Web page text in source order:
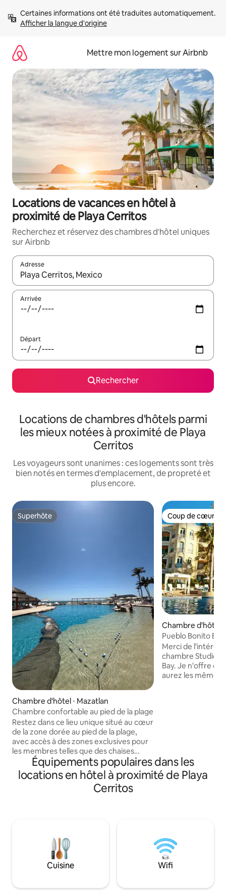
directement
Afficher la langue d'origine
Mettre mon logement sur Airbnb
Locations de vacances en hôtel à
proximité de Playa Cerritos
Recherchez et réservez des chambres d'hôtel uniques
sur Airbnb
Adresse
Lorsque les résultats s'affichent, utilisez les flèches vers le
Arrivée
Départ
Rechercher
Locations de chambres d'hôtels parmi
les mieux notées à proximité de Playa
Cerritos
Les voyageurs sont unanimes : ces logements sont très
bien notés en termes d'emplacement, de propreté et
plus encore.
Superhôte
Superhôte
Chambre d'hôtel ⋅ Mazatlan
Chambre confortable au pied de la plage
Restez dans ce lieu unique situé au cœur
de la zone dorée au pied de la plage,
avec accès à des zones exclusives pour
les membres telles que des chaises
longues élégantes, une table de lecture,
un jacuzzi et une attention
préférentielle ainsi que 20 % de
réduction dans les restaurants et les
REMARQUE : vous pouvez louer tout
compris (petit déjeuner, déjeuner, dîner,
collation et boissons) avec un coût
supplémentaire.
Coup de cœur
Coup de cœur
Chambre d'hôtel
Pueblo Bonito
Merci de l'intérêt
chambre Studio à
Bay. Je n'offre que la chambre, vous
aurez les mêmes
dépense distincte
intéresserait, il
obligatoire
Équipements populaires dans les
locations en hôtel à proximité de Playa
Cerritos
Cuisine Wifi